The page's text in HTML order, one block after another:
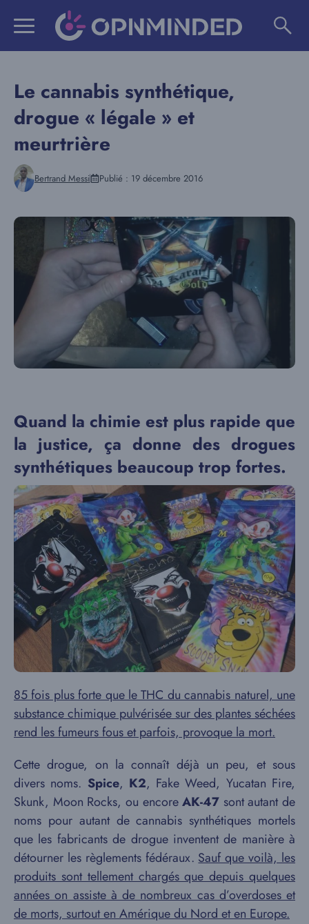
Le cannabis synthétique,
drogue « légale » et
meurtrière
Bertrand Messi Publié : 19 décembre 2016
Quand la chimie est plus rapide que
la justice, ça donne des drogues
synthétiques beaucoup trop fortes.
85 fois plus forte que le THC du cannabis naturel, une
substance chimique pulvérisée sur des plantes séchées
rend les fumeurs fous et parfois, provoque la mort.
Cette drogue, on la connaît déjà un peu, et sous
divers noms. Spice, K2, Fake Weed, Yucatan Fire,
Skunk, Moon Rocks, ou encoreAK-47 sont autant de
noms pour autant de cannabis synthétiques mortels
que les fabricants de drogue inventent de manière à
détourner les règlements fédéraux.Sauf que voilà, les
produits sont tellement chargés que depuis quelques
années on assiste à de nombreux cas d’overdoses et
de morts, surtout en Amérique du Nord et en Europe.